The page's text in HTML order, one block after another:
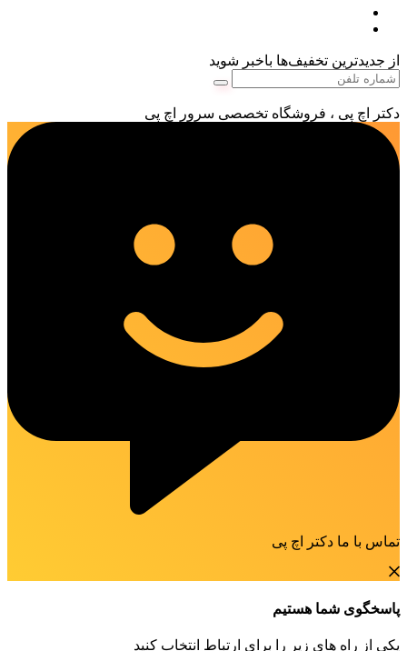
از جدیدترین تخفیف‌ها باخبر شوید
دکتر اچ پی ، فروشگاه تخصصی سرور اچ پی
تماس با ما دکتر اچ پی
پاسخگوی شما هستیم
یکی از راه های زیر را برای ارتباط انتخاب کنید